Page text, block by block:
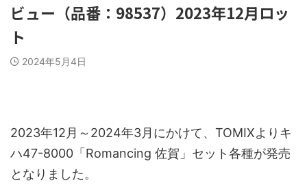
ビュー（品番：98537）2023年12月ロッ
ト
2024年5月4日
2023年12月～2024年3月にかけて、TOMIXよりキ
ハ47-8000「Romancing 佐賀」セット各種が発売
となりました。